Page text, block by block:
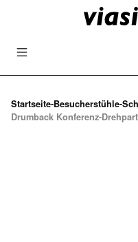
Zum Hauptinhalt springen
Startseite-Besucherstühle-
Drumback Konferenz-